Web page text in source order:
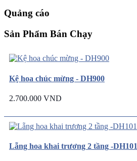
Quảng cáo
Sản Phẩm Bán Chạy
Kệ hoa chúc mừng - DH900
2.700.000 VND
Lẵng hoa khai trương 2 tầng -DH101